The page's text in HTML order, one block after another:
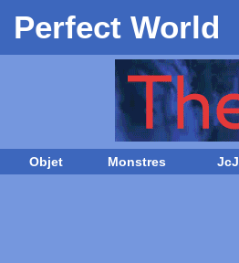
Perfect World
Objet Monstres JcJ